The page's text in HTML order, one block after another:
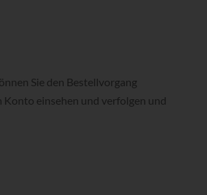
Sie den Bestellvorgang
einsehen und verfolgen und